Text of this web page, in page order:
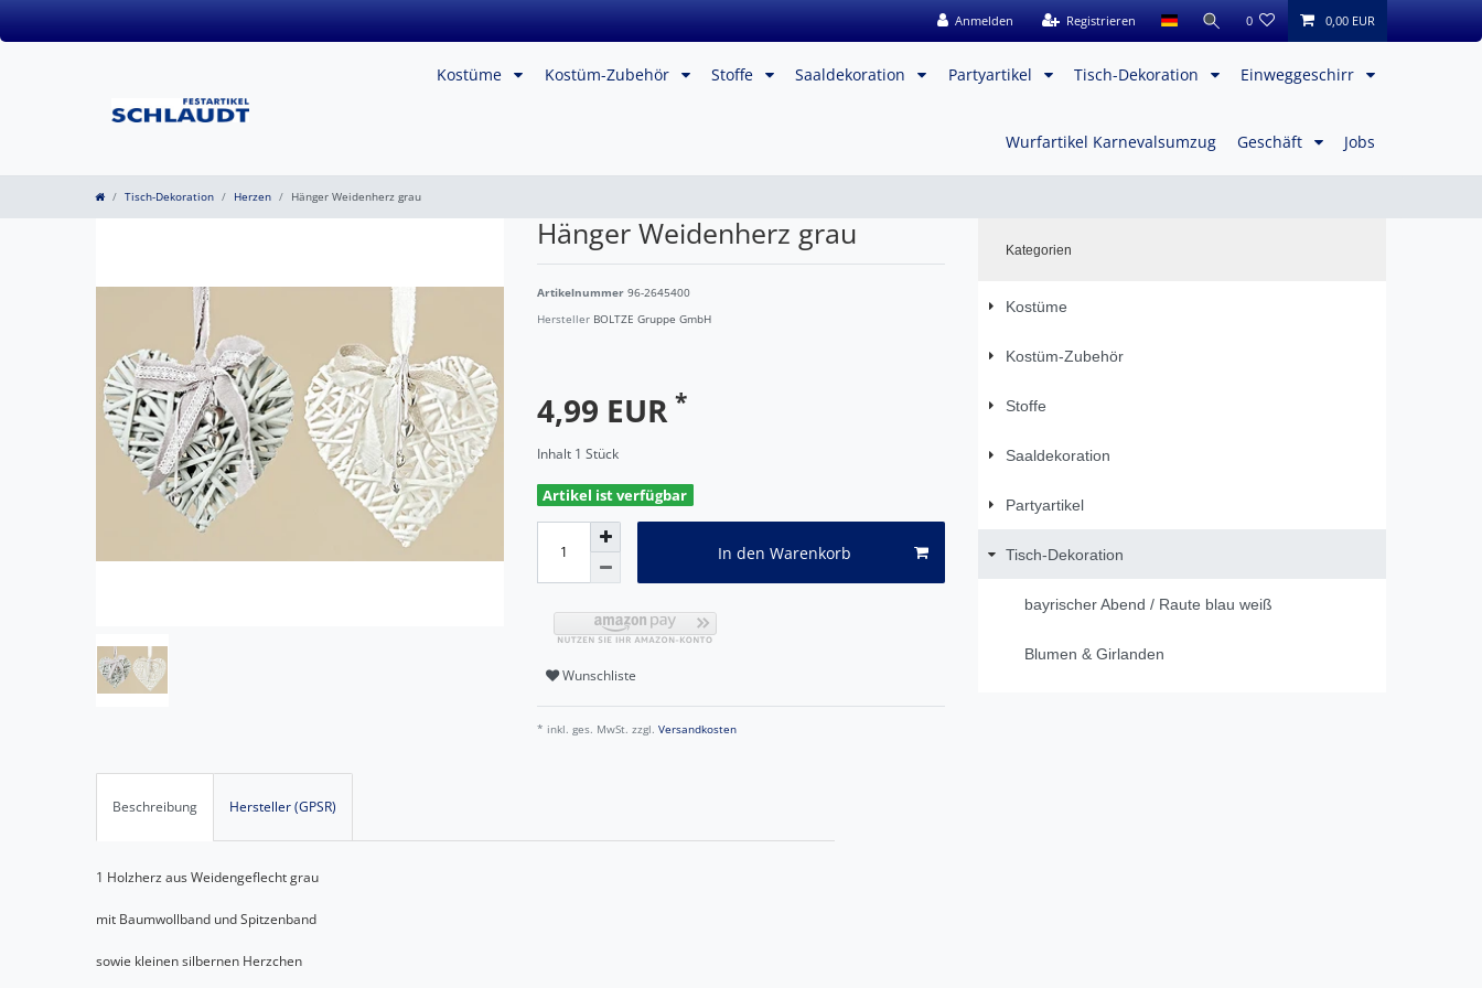
Anmelden Registrieren 0 0,00 EUR
Kostüme Kostüm-Zubehör Stoffe Saaldekoration Partyartikel Tisch-Dekoration Einweggeschirr
Wurfartikel Karnevalsumzug Geschäft Jobs
Tisch-Dekoration Herzen Hänger Weidenherz grau
Hänger Weidenherz grau
Artikelnummer 96-2645400
Hersteller BOLTZE Gruppe GmbH
4,99 EUR *
Inhalt 1 Stück
Artikel ist verfügbar
In den Warenkorb
Wunschliste
* inkl. ges. MwSt. zzgl. Versandkosten
Kategorien
Kostüme
Kostüm-Zubehör
Stoffe
Saaldekoration
Partyartikel
Tisch-Dekoration
bayrischer Abend / Raute blau weiß
Blumen & Girlanden
Beschreibung Hersteller (GPSR)
1 Holzherz aus Weidengeflecht grau
mit Baumwollband und Spitzenband
sowie kleinen silbernen Herzchen